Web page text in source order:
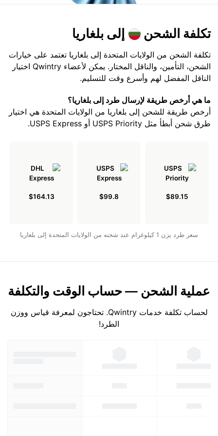
تكلفة الشحن إلى بلغاريا
تكلفة الشحن من الولايات المتحدة إلى بلغاريا تعتمد على خيارات
الشحن، التأمين، والناقل المختار. يمكن لأعضاء Qwintry اختيار
الناقل المفضل لهم وأسرع وقت للتسليم.
ما هي أرخص طريقة لإرسال طرد إلى بلغاريا؟
أرخص طريقة للشحن إلى بلغاريا من الولايات المتحدة هي اختيار
طرق شحن أبطأ مثل USPS Priority أو USPS Express.
$89.15
$99.8
$164.13
سعر طرد يزن 1 كيلوغرام عند شحنه من الولايات المتحدة إلى بلغاريا
عملية الشحن — حساب الوقت والتكلفة
لحساب تكلفة خدمات Qwintry. تحتاجون لمعرفة قياس ووزن
الطرد!